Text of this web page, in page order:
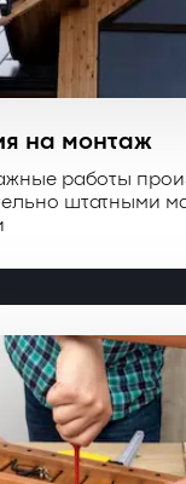
на монтаж
работы
штатными